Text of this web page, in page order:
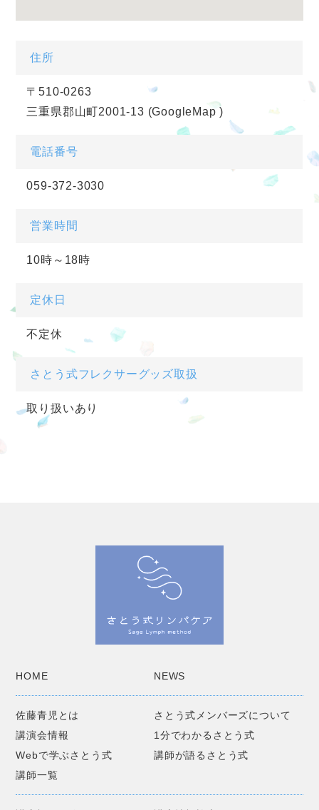
住所
〒510-0263
三重県郡山町2001-13 (GoogleMap)
電話番号
059-372-3030
営業時間
10時～18時
定休日
不定休
さとう式フレクサーグッズ取扱
取り扱いあり
HOME NEWS
佐藤青児とは
さとう式メンバーズについて
講演会情報
1分でわかるさとう式
Webで学ぶさとう式
講師が語るさとう式
講師一覧